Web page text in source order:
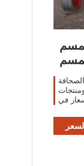
زيت
في